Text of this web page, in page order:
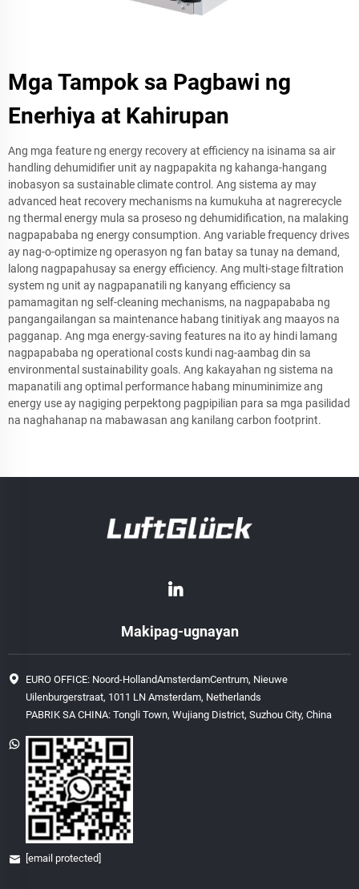
Mga Tampok sa Pagbawi ng
Enerhiya at Kahirupan
Ang mga feature ng energy recovery at efficiency na isinama sa air
handling dehumidifier unit ay nagpapakita ng kahanga-hangang
inobasyon sa sustainable climate control. Ang sistema ay may
advanced heat recovery mechanisms na kumukuha at nagrerecycle
ng thermal energy mula sa proseso ng dehumidification, na malaking
nagpapababa ng energy consumption. Ang variable frequency drives
ay nag-o-optimize ng operasyon ng fan batay sa tunay na demand,
lalong nagpapahusay sa energy efficiency. Ang multi-stage filtration
system ng unit ay nagpapanatili ng kanyang efficiency sa
pamamagitan ng self-cleaning mechanisms, na nagpapababa ng
pangangailangan sa maintenance habang tinitiyak ang maayos na
pagganap. Ang mga energy-saving features na ito ay hindi lamang
nagpapababa ng operational costs kundi nag-aambag din sa
environmental sustainability goals. Ang kakayahan ng sistema na
mapanatili ang optimal performance habang minuminimize ang
energy use ay nagiging perpektong pagpipilian para sa mga pasilidad
na naghahanap na mabawasan ang kanilang carbon footprint.
Makipag-ugnayan
EURO OFFICE: Noord-HollandAmsterdamCentrum, Nieuwe
Uilenburgerstraat, 1011 LN Amsterdam, Netherlands
PABRIK SA CHINA: Tongli Town, Wujiang District, Suzhou City, China
[email protected]